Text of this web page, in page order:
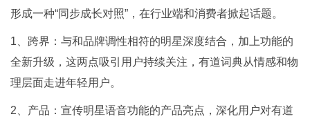
形成一种“同步成长对照”，在行业端和消费者掀起话题。
1、跨界：与和品牌调性相符的明星深度结合，加上功能的
全新升级，这两点吸引用户持续关注，有道词典从情感和物
理层面走进年轻用户。
2、产品：宣传明星语音功能的产品亮点，深化用户对有道